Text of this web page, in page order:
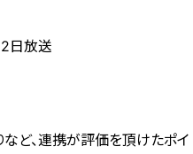
2日放送
ど、連携が評価を頂けたポイ